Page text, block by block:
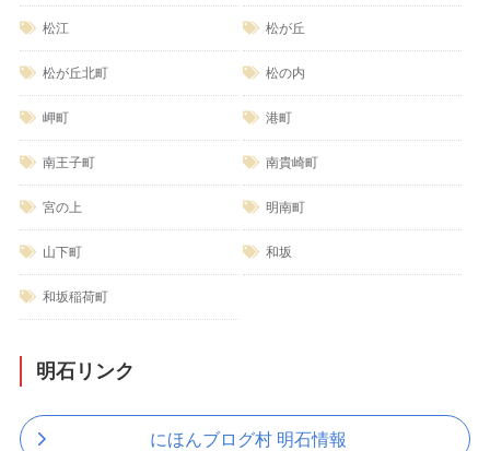
松江 松が丘
松が丘北町 松の内
岬町 港町
南王子町 南貴崎町
宮の上 明南町
山下町 和坂
和坂稲荷町
明石リンク
にほんブログ村 明石情報